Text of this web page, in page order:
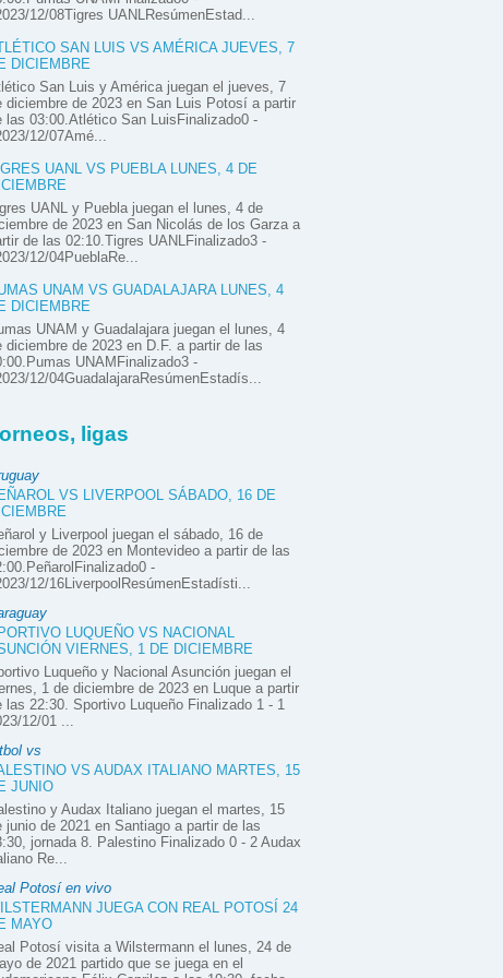
12/08Tigres UANLResúmenEstad...
SAN LUIS VS AMÉRICA JUEVES, 7
DICIEMBRE
San Luis y América juegan el jueves, 7
diciembre de 2023 en San Luis Potosí a partir
las 03:00.Atlético San LuisFinalizado0 -
12/07Amé...
UANL VS PUEBLA LUNES, 4 DE
UANL y Puebla juegan el lunes, 4 de
de 2023 en San Nicolás de los Garza a
de las 02:10.Tigres UANLFinalizado3 -
12/04PueblaRe...
UNAM VS GUADALAJARA LUNES, 4
DICIEMBRE
UNAM y Guadalajara juegan el lunes, 4
diciembre de 2023 en D.F. a partir de las
UNAMFinalizado3 -
12/04GuadalajaraResúmenEstadís...
ligas
VS LIVERPOOL SÁBADO, 16 DE
y Liverpool juegan el sábado, 16 de
de 2023 en Montevideo a partir de las
-
12/16LiverpoolResúmenEstadísti...
LUQUEÑO VS NACIONAL
VIERNES, 1 DE DICIEMBRE
Luqueño y Nacional Asunción juegan el
1 de diciembre de 2023 en Luque a partir
las 22:30. Sportivo Luqueño Finalizado 1 - 1
12/01 ...
vs
VS AUDAX ITALIANO MARTES, 15
JUNIO
y Audax Italiano juegan el martes, 15
junio de 2021 en Santiago a partir de las
jornada 8. Palestino Finalizado 0 - 2 Audax
Re...
Potosí en vivo
JUEGA CON REAL POTOSÍ 24
MAYO
Potosí visita a Wilstermann el lunes, 24 de
de 2021 partido que se juega en el